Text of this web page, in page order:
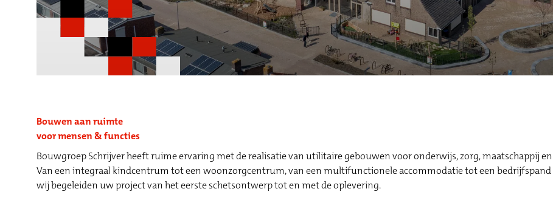
Bouwen aan ruimte
voor mensen & functies
Bouwgroep Schrijver heeft ruime ervaring met de realisatie van utilitaire gebouwen voor onderwijs, zorg, maatschappij
Van een integraal kindcentrum tot een woonzorgcentrum, van een multifunctionele accommodatie tot een
wij begeleiden uw project van het eerste schetsontwerp tot en met de oplevering.